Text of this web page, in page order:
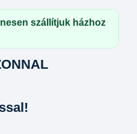
szállítjuk házhoz